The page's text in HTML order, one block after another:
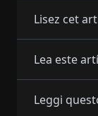
Lisez cet
Lea este
Leggi